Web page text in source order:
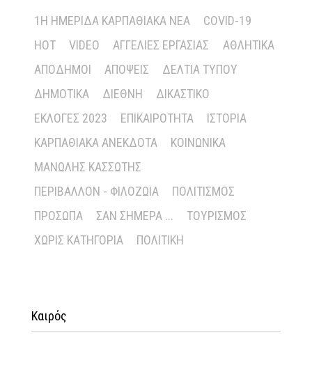
1Η ΗΜΕΡΊΔΑ ΚΑΡΠΑΘΙΑΚΆ ΝΈΑ
COVID-19
HOT
VIDEO ΑΓΓΕΛΊΕΣ ΕΡΓΑΣΊΑΣ
ΑΘΛΗΤΙΚΆ
ΑΠΌΔΗΜΟΙ
ΑΠΌΨΕΙΣ
ΔΕΛΤΊΑ ΤΎΠΟΥ
ΔΗΜΟΤΙΚΆ
ΔΙΕΘΝΉ
ΔΙΚΑΣΤΙΚΌ
ΕΚΛΟΓΈΣ 2023
ΕΠΙΚΑΙΡΌΤΗΤΑ
ΙΣΤΟΡΊΑ
ΚΑΡΠΑΘΙΑΚΆ ΑΝΈΚΔΟΤΑ
ΚΟΙΝΩΝΙΚΆ
ΜΑΝΏΛΗΣ ΚΑΣΣΏΤΗΣ
ΠΕΡΙΒΆΛΛΟΝ - ΦΙΛΟΖΩΊΑ
ΠΟΛΙΤΙΣΜΌΣ
ΠΡΌΣΩΠΑ
ΣΑΝ ΣΉΜΕΡΑ ...
ΤΟΥΡΙΣΜΌΣ
ΧΩΡΊΣ ΚΑΤΗΓΟΡΊΑ
ΠΟΛΙΤΙΚΉ
Καιρός